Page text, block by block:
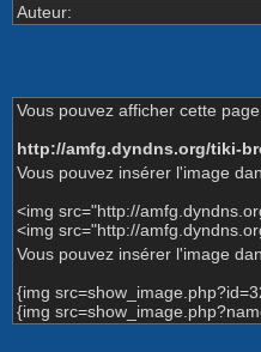
Auteur:
Vous pouvez afficher cette
http://amfg.dyndns.org/tiki-
Vous pouvez insérer l'image
<img src="http://
<img src="http://
Vous pouvez insérer l'image
{img
{img